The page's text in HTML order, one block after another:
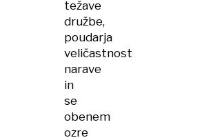
težave
družbe,
poudarja
veličastnost
narave
in
se
obenem
ozre